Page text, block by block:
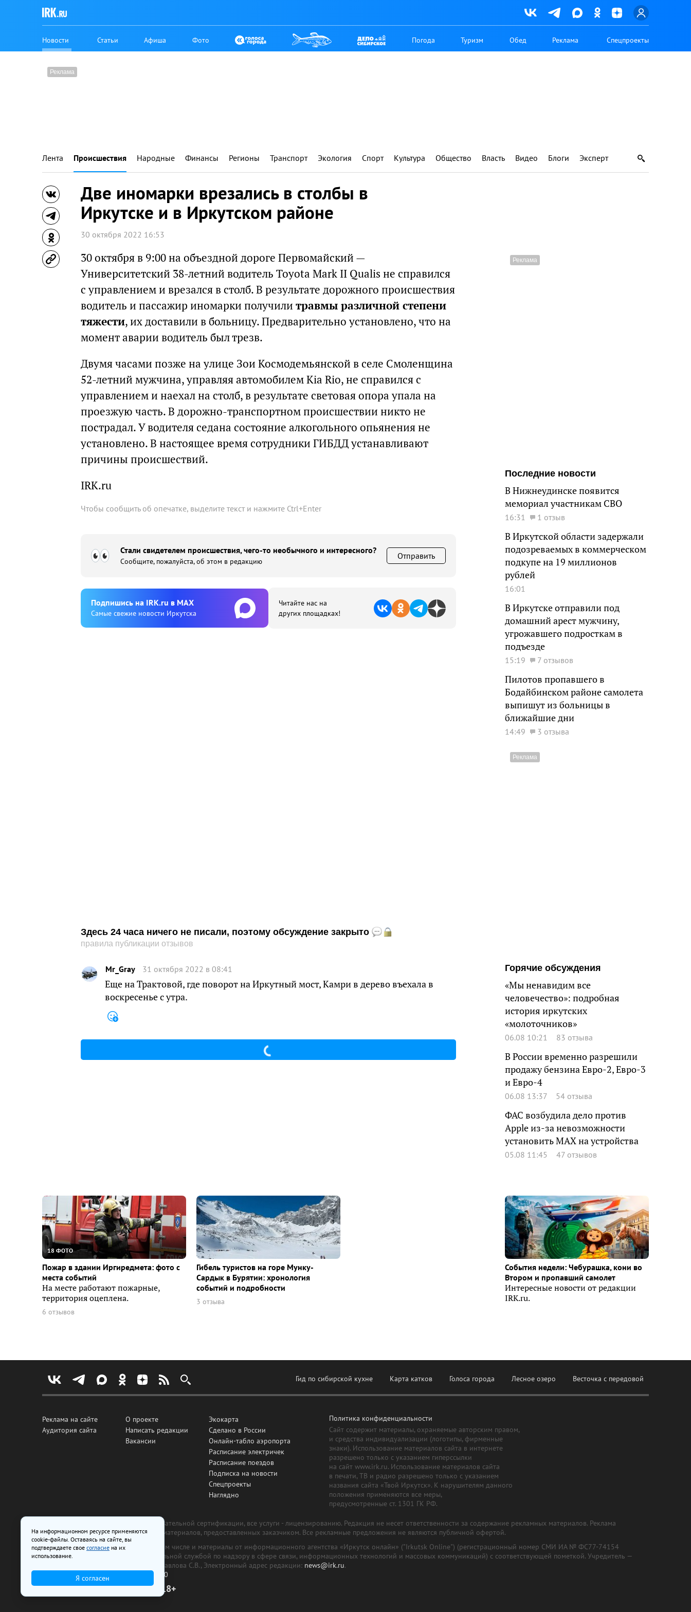
Новости Статьи Афиша Фото Погода Туризм Обед Реклама Спецпроекты
Лента Происшествия Народные Финансы Регионы Транспорт Экология Спорт Культура Общество Власть Видео Блоги Эксперт
Две иномарки врезались в столбы в
Иркутске и в Иркутском районе
30 октября 2022 16:53
30 октября в 9:00 на объездной дороге Первомайский —
Университетский 38-летний водитель Toyota Mark II Qualis не справился
с управлением и врезался в столб. В результате дорожного происшествия
водитель и пассажир иномарки получили травмы различной степени
тяжести, их доставили в больницу. Предварительно установлено, что на
момент аварии водитель был трезв.
Двумя часами позже на улице Зои Космодемьянской в селе Смоленщина
52-летний мужчина, управляя автомобилем Kia Rio, не справился с
управлением и наехал на столб, в результате световая опора упала на
проезжую часть. В дорожно-транспортном происшествии никто не
пострадал. У водителя седана состояние алкогольного опьянения не
установлено. В настоящее время сотрудники ГИБДД устанавливают
причины происшествий.
IRK.ru
Чтобы сообщить об опечатке, выделите текст и нажмите Ctrl+Enter
Стали свидетелем происшествия, чего-то необычного и интересного?
Сообщите, пожалуйста, об этом в редакцию
Отправить
Подпишиcь на IRK.ru в MAX
Cамые свежие новости Иркутска
Читайте нас на
других площадках!
Здесь 24 часа ничего не писали, поэтому обсуждение закрыто
правила публикации отзывов
Mr_Gray 31 октября 2022 в 08:41
Еще на Трактовой, где поворот на Иркутный мост, Камри в дерево въехала в
воскресенье с утра.
Последние новости
В Нижнеудинске появится
мемориал участникам СВО
16:31 1 отзыв
В Иркутской области задержали
подозреваемых в коммерческом
подкупе на 19 миллионов
рублей
16:01
В Иркутске отправили под
домашний арест мужчину,
угрожавшего подросткам в
подъезде
15:19 7 отзывов
Пилотов пропавшего в
Бодайбинском районе самолета
выпишут из больницы в
ближайшие дни
14:49 3 отзыва
Горячие обсуждения
«Мы ненавидим все
человечество»: подробная
история иркутских
«молоточников»
06.08 10:21 83 отзыва
В России временно разрешили
продажу бензина Евро-2, Евро-3
и Евро-4
06.08 13:37 54 отзыва
ФАС возбудила дело против
Apple из-за невозможности
установить MAX на устройства
05.08 11:45 47 отзывов
18 ФОТО
Пожар в здании Иргиредмета: фото с
места событий
На месте работают пожарные,
территория оцеплена.
6 отзывов
Гибель туристов на горе Мунку-
Сардык в Бурятии: хронология
событий и подробности
3 отзыва
События недели: Чебурашка, кони во
Втором и пропавший самолет
Интересные новости от редакции
IRK.ru.
Гид по сибирской кухне Карта катков Голоса города Лесное озеро Весточка с передовой
Реклама на сайте
Аудитория сайта
О проекте
Написать редакции
Вакансии
Экокарта
Сделано в России
Онлайн-табло аэропорта
Расписание электричек
Расписание поездов
Подписка на новости
Спецпроекты
Наглядно
Политика конфиденциальности
Сайт содержит материалы, охраняемые авторским правом,
и средства индивидуализации (логотипы, фирменные
знаки). Использование материалов сайта в интернете
разрешено только с указанием гиперссылки
на сайт www.irk.ru. Использование материалов сайта
в печати, ТВ и радио разрешено только с указанием
названия сайта «Твой Иркутск». К нарушителям данного
положения применяются все меры,
предусмотренные ст. 1301 ГК РФ.
Все рекламные товары подлежат обязательной сертификации, все услуги - лицензированию. Редакция не несет ответственности за содержание рекламных материалов. Реклама
изготовлена и размещена на основе материалов, предоставленных заказчиком. Все рекламные предложения не являются публичной офертой.
На сайте www.irk.ru размещаются в том числе и материалы от информационного агентства «Иркутск онлайн» ("Irkutsk Online") (регистрационный номер СМИ ИА № ФС77-74154
от 29 октября 2018 г., выдан Федеральной службой по надзору в сфере связи, информационных технологий и массовых коммуникаций) с соответствующей пометкой. Учредитель —
ООО «Ирк.ру». Главный редактор — Павлова С.В., Электронный адрес редакции: news@irk.ru.
Телефон редакции:
+7 (3952) 48-88-50
18+
На информационном ресурсе применяются
cookie-файлы. Оставаясь на сайте, вы
подтверждаете свое согласие на их
использование.
Я согласен